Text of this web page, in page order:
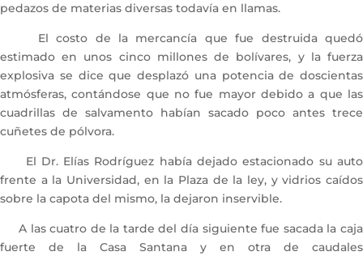
pedazos de materias diversas todavía en llamas.
El costo de la mercancía que fue destruida quedó
estimado en unos cinco millones de bolívares, y la fuerza
explosiva se dice que desplazó una potencia de doscientas
atmósferas, contándose que no fue mayor debido a que las
cuadrillas de salvamento habían sacado poco antes trece
cuñetes de pólvora.
El Dr. Elías Rodríguez había dejado estacionado su auto
frente a la Universidad, en la Plaza de la ley, y vidrios caídos
sobre la capota del mismo, la dejaron inservible.
A las cuatro de la tarde del día siguiente fue sacada la caja
fuerte de la Casa Santana y en otra de caudales